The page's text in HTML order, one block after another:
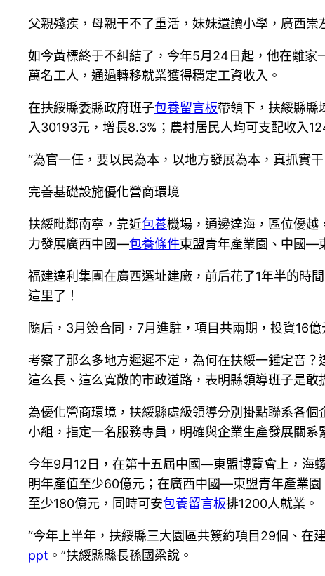
父親殘疾，母親干不了重活，妹妹還讀小學，廣西崇
如今黃標終于不糾結了，今年5月24日起，他在離
萬名工人，通過轉移就業獲得穩定工資收入。
在扶綏縣委縣政府班子包養留言板帶領下，扶綏縣縣
入30193元，增長8.3%；農村居民人均可支配收入
“為官一任，要以民為本，以地方發展為本，真抓實
完善基礎設施優化營商環境
扶綏毗鄰南寧，靠近包養機場，通邊達海，區位優越
力發展廣西中國—包養條件東盟青年產業園、中國—
福建達利集團在廣西選址建廠，前后花了1年半的時
這里了！
隨后，3月簽合同，7月進駐，項目共兩期，投資16億
考察了那么多地方遲遲不定，為何在扶綏一錘定音？
這么長、這么寬敞的市政道路，表明縣領導班子是
為優化營商環境，扶綏縣處級領導分別掛點聯系各
小組，指定一名服務專員，明確與企業生產發展關
今年9月12日，在第十五屆中國—東盟博覽會上，海
明年產值至少60億元；在廣西中國—東盟青年產業
至少180億元，同時可安包養留言板排1200人就業。
“今年上半年，扶綏縣三大園區共簽約項目29個、在
ppt 。”扶綏縣縣長孫國梁說。